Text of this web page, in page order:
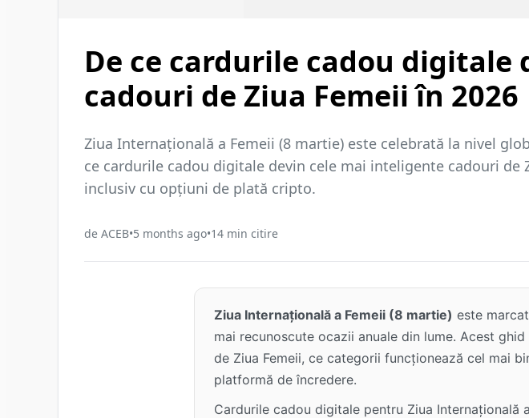
De ce cardurile cadou
cadouri de Ziua Femeii în 2026
Ziua Internațională a Femeii (8 martie) este celebrată la nivel
ce cardurile cadou digitale devin cele mai inteligente cadouri
inclusiv cu opțiuni de plată cripto.
de ACEB•5 months ago•14 min citire
Ziua Internațională a Femeii (8 martie) este
mai recunoscute ocazii anuale din lume. Acest
de Ziua Femeii, ce categorii funcționează cel mai
platformă de încredere.
Cardurile cadou digitale pentru Ziua Internațională